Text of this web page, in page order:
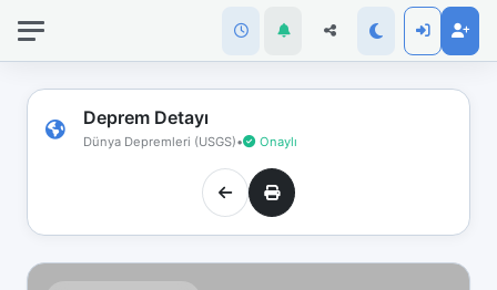
Deprem Detayı
Dünya Depremleri (USGS)• Onaylı
bağlantınız
koptu!
Çevrimdışı
moddasınız.